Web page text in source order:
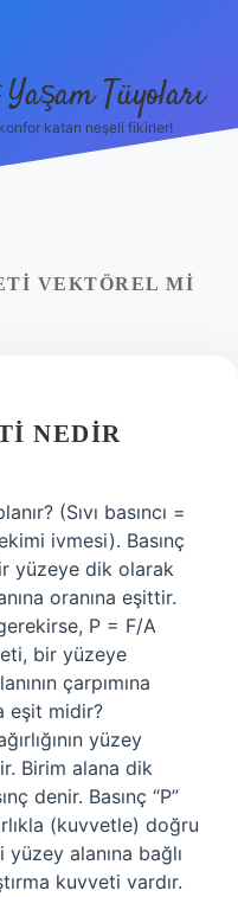
Tüyoları
katan neşeli fikirler!
VEKTÖREL MI
NEDIR
(Sıvı basıncı =
ivmesi). Basınç
yüzeye dik olarak
oranına eşittir.
P = F/A
bir yüzeye
çarpımına
eşit midir?
yüzey
Birim alana dik
denir. Basınç “P”
(kuvvetle) doğru
yüzey alanına bağlı
kuvveti vardır.